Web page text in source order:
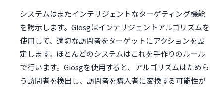
システムはまたインテリジェントなターゲティング機能
を誇示します。Giosgはインテリジェントアルゴリズムを
使用して、適切な訪問者をターゲットにアクションを設
定します。ほとんどのシステムはこれを手作りのルール
で行います。Giosgを使用すると、アルゴリズムはためら
う訪問者を検出し、訪問者を購入者に変換する可能性が